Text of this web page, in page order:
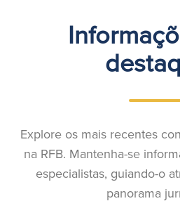
Explore os mais recentes
na RFB. Mantenha-se
especialistas, guiando-o
panorama